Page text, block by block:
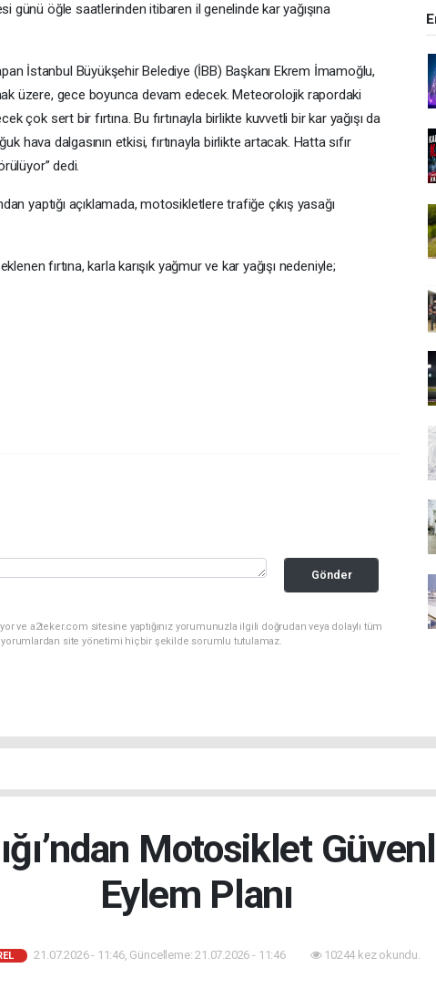
günü öğle saatlerinden itibaren il genelinde kar yağışına
İstanbul Büyükşehir Belediye (İBB) Başkanı Ekrem İmamoğlu,
üzere, gece boyunca devam edecek. Meteorolojik rapordaki
çok sert bir fırtına. Bu fırtınayla birlikte kuvvetli bir kar yağışı da
hava dalgasının etkisi, fırtınayla birlikte artacak. Hatta sıfır
dedi.
yaptığı açıklamada, motosikletlere trafiğe çıkış yasağı
fırtına, karla karışık yağmur ve kar yağışı nedeniyle;
Gönder
ve a2teker.com sitesine yaptığınız yorumunuzla ilgili doğrudan veya dolaylı tüm
yorumlardan site yönetimi hiçbir şekilde sorumlu tutulamaz.
Motosiklet
Eylem Planı
21.07.2026 - 11:46, Güncelleme: 21.07.2026 - 11:46 10244 kez okundu.